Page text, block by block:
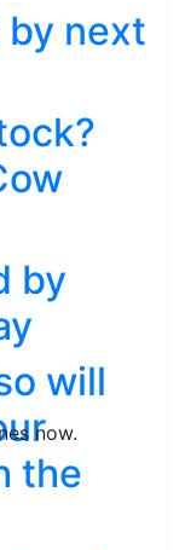
now.
by next
by
will
the